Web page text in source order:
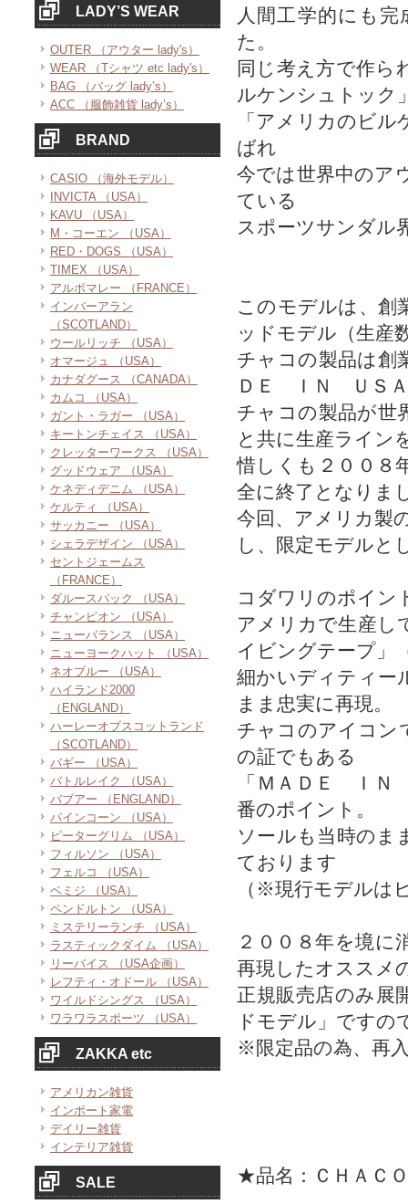
LADY’S WEAR
OUTER （アウター lady's）
WEAR （Tシャツ etc lady's）
BAG （バッグ lady’s）
ACC （服飾雑貨 lady’s）
BRAND
CASIO （海外モデル）
INVICTA （USA）
KAVU （USA）
M・コーエン （USA）
RED・DOGS （USA）
TIMEX （USA）
アルボマレー （FRANCE）
インバーアラン
（SCOTLAND）
ウールリッチ （USA）
オマージュ （USA）
カナダグース （CANADA）
カムコ （USA）
ガント・ラガー （USA）
キートンチェイス （USA）
クレッターワークス （USA）
グッドウェア （USA）
ケネディデニム （USA）
ケルティ （USA）
サッカニー （USA）
シェラデザイン （USA）
セントジェームス
（FRANCE）
ダルースパック （USA）
チャンピオン （USA）
ニューバランス （USA）
ニューヨークハット （USA）
ネオブルー （USA）
ハイランド2000
（ENGLAND）
ハーレーオブスコットランド
（SCOTLAND）
バギー （USA）
バトルレイク （USA）
バブアー （ENGLAND）
パインコーン （USA）
ピーターグリム （USA）
フィルソン （USA）
フェルコ （USA）
ベミジ （USA）
ペンドルトン （USA）
ミステリーランチ （USA）
ラスティックダイム （USA）
リーバイス （USA企画）
レフティ・オドール （USA）
ワイルドシングス （USA）
ワラワラスポーツ （USA）
ZAKKA etc
アメリカン雑貨
インポート家電
デイリー雑貨
インテリア雑貨
SALE
人間工学的にも
た。
同じ考え方で作ら
ルケンシュトック
「アメリカのビ
ばれ
今では世界中のア
ている
スポーツサンダル
このモデルは、創
ッドモデル（生産
チャコの製品は創
ＤＥ ＩＮ ＵＳＡ
チャコの製品が世
と共に生産ライン
惜しくも２００８
全に終了となりま
今回、アメリカ製
し、限定モデルと
コダワリのポイン
アメリカで生産し
イビングテープ」
細かいディティー
まま忠実に再現。
チャコのアイコン
の証でもある
「ＭＡＤＥ ＩＮ
番のポイント。
ソールも当時のま
ております
（※現行モデルは
２００８年を境に
再現したオススメ
正規販売店のみ展
ドモデル」ですの
※限定品の為、再
★品名：ＣＨＡＣ